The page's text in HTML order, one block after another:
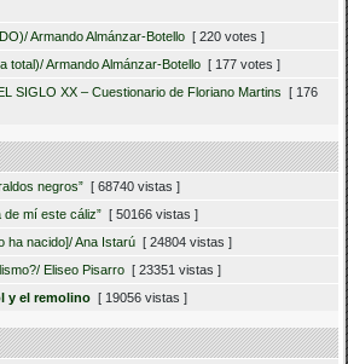
Armando Almánzar-Botello [ 220 votes ]
total)/ Armando Almánzar-Botello [ 177 votes ]
SIGLO XX – Cuestionario de Floriano Martins [ 176
negros” [ 68740 vistas ]
de mí este cáliz” [ 50166 vistas ]
ha nacido]/ Ana Istarú [ 24804 vistas ]
Eliseo Pisarro [ 23351 vistas ]
y el remolino [ 19056 vistas ]